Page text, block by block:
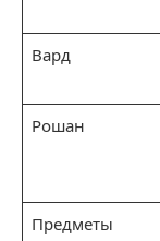
Вард
Рошан
Предметы